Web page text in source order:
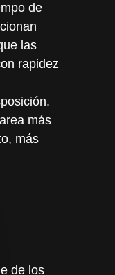
de
las
rapidez
más
más
de los